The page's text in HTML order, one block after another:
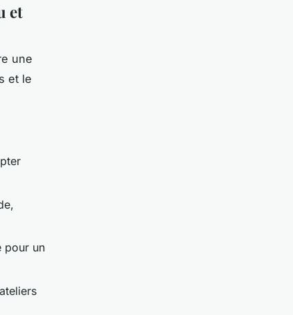
et
une
et le
pour un